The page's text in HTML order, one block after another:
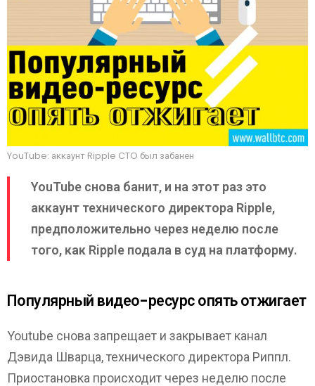
YouTube: аккаунт Ripple CTO был забанен
YouTube снова банит, и на этот раз это
аккаунт технического директора Ripple,
предположительно через неделю после
того, как Ripple подала в суд на платформу.
Популярный видео-ресурс опять отжигает
Youtube снова запрещает и закрывает канал
Дэвида Шварца, технического директора Риппл.
Приостановка происходит через неделю после